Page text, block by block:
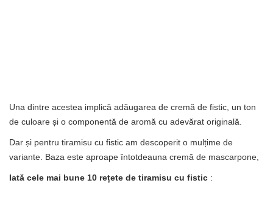
Una dintre acestea implică adăugarea de cremă de fistic, un ton
de culoare și o componentă de aromă cu adevărat originală.
Dar și pentru tiramisu cu fistic am descoperit o mulțime de
variante. Baza este aproape întotdeauna cremă de mascarpone,
Iată cele mai bune 10 rețete de tiramisu cu fistic :